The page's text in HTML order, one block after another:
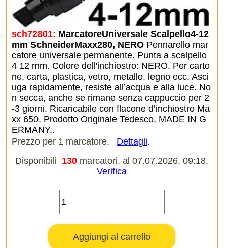
sch72801: MarcatoreUniversale Scalpello4-12
mm SchneiderMaxx280, NERO Pennarello mar
catore universale permanente. Punta a scalpello
4 12 mm. Colore dell'inchiostro: NERO. Per carto
ne, carta, plastica, vetro, metallo, legno ecc. Asci
uga rapidamente, resiste all’acqua e alla luce. No
n secca, anche se rimane senza cappuccio per 2
-3 giorni. Ricaricabile con flacone d’inchiostro Ma
xx 650. Prodotto Originale Tedesco, MADE IN G
ERMANY..
Prezzo per 1 marcatore.
Dettagli.
Disponibili 130 marcatori, al 07.07.2026, 09:18.
Verifica